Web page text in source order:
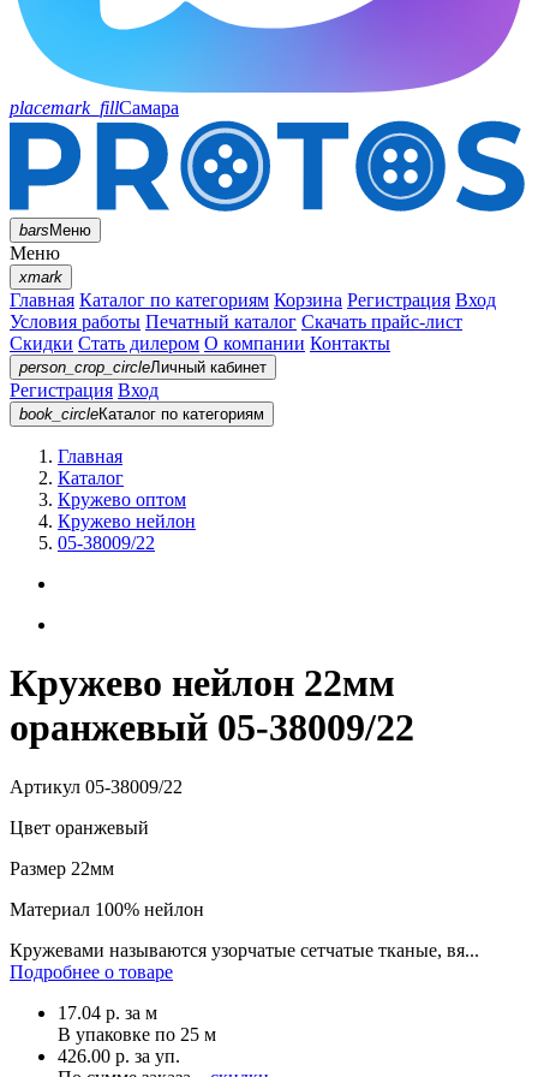
placemark_fillСамара
barsМеню
Меню
xmark
Главная Каталог по категориям Корзина Регистрация Вход
Условия работы Печатный каталог Скачать прайс-лист
Скидки Стать дилером О компании Контакты
person_crop_circleЛичный кабинет
Регистрация Вход
book_circleКаталог по категориям
Главная
Каталог
Кружево оптом
Кружево нейлон
05-38009/22
Кружево нейлон 22мм
оранжевый 05-38009/22
Артикул 05-38009/22
Цвет оранжевый
Размер 22мм
Материал 100% нейлон
Кружевами называются узорчатые сетчатые тканые, вя...
Подробнее о товаре
17.04 р. за м
В упаковке по 25 м
426.00 р. за уп.